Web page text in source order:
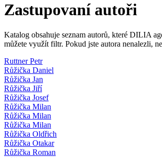
Zastupovaní autoři
Katalog obsahuje seznam autorů, které DILIA
můžete využít filtr. Pokud jste autora nenalezli,
Ruttner Petr
Růžička Daniel
Růžička Jan
Růžička Jiří
Růžička Josef
Růžička Milan
Růžička Milan
Růžička Milan
Růžička Oldřich
Růžička Otakar
Růžička Roman